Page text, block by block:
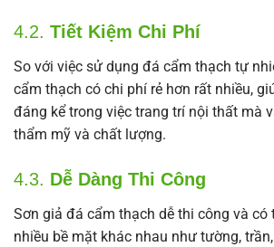
4.2. Tiết Kiệm Chi Phí
So với việc sử dụng đá cẩm thạch tự
cẩm thạch có chi phí rẻ hơn rất nhiều,
đáng kể trong việc trang trí nội thất mà
thẩm mỹ và chất lượng.
4.3. Dễ Dàng Thi Công
Sơn giả đá cẩm thạch dễ thi công và có
nhiều bề mặt khác nhau như tường,